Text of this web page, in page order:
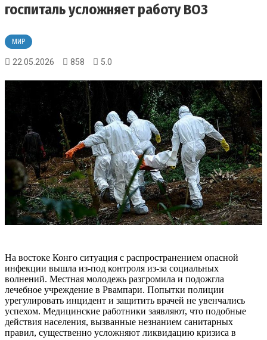
госпиталь усложняет работу ВОЗ
МИР
22.05.2026 858 5.0
На востоке Конго ситуация с распространением опасной
инфекции вышла из-под контроля из-за социальных
волнений. Местная молодежь разгромила и подожгла
лечебное учреждение в Рвампари. Попытки полиции
урегулировать инцидент и защитить врачей не увенчались
успехом. Медицинские работники заявляют, что подобные
действия населения, вызванные незнанием санитарных
правил, существенно усложняют ликвидацию кризиса в